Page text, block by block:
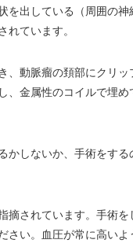
出している（周囲の
れています。
動脈瘤の頚部にクリ
金属性のコイルで埋
しないか、手術をす
されています。手術を
い。血圧が常に高い